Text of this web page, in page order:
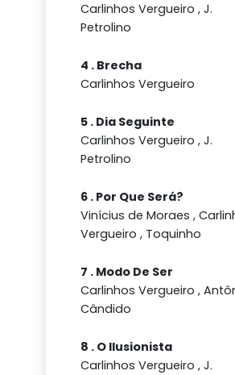
Carlinhos Vergueiro , J.
Petrolino
4 . Brecha
Carlinhos Vergueiro
5 . Dia Seguinte
Carlinhos Vergueiro , J.
Petrolino
6 . Por Que Será?
Vinícius de Moraes ,
Vergueiro , Toquinho
7 . Modo De Ser
Carlinhos Vergueiro ,
Cândido
8 . O Ilusionista
Carlinhos Vergueiro , J.